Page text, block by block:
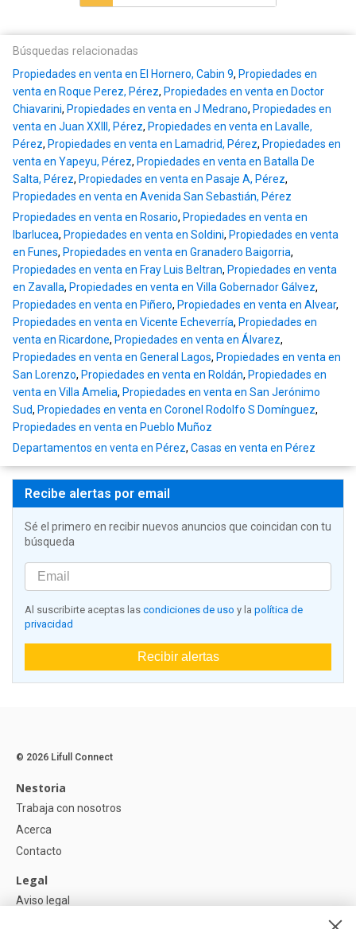
Búsquedas relacionadas
Propiedades en venta en El Hornero, Cabin 9, Propiedades en
venta en Roque Perez, Pérez, Propiedades en venta en Doctor
Chiavarini, Propiedades en venta en J Medrano, Propiedades en
venta en Juan XXIII, Pérez, Propiedades en venta en Lavalle,
Pérez, Propiedades en venta en Lamadrid, Pérez, Propiedades en
venta en Yapeyu, Pérez, Propiedades en venta en Batalla De
Salta, Pérez, Propiedades en venta en Pasaje A, Pérez,
Propiedades en venta en Avenida San Sebastián, Pérez
Propiedades en venta en Rosario, Propiedades en venta en
Ibarlucea, Propiedades en venta en Soldini, Propiedades en venta
en Funes, Propiedades en venta en Granadero Baigorria,
Propiedades en venta en Fray Luis Beltran, Propiedades en venta
en Zavalla, Propiedades en venta en Villa Gobernador Gálvez,
Propiedades en venta en Piñero, Propiedades en venta en Alvear,
Propiedades en venta en Vicente Echeverría, Propiedades en
venta en Ricardone, Propiedades en venta en Álvarez,
Propiedades en venta en General Lagos, Propiedades en venta en
San Lorenzo, Propiedades en venta en Roldán, Propiedades en
venta en Villa Amelia, Propiedades en venta en San Jerónimo
Sud, Propiedades en venta en Coronel Rodolfo S Domínguez,
Propiedades en venta en Pueblo Muñoz
Departamentos en venta en Pérez, Casas en venta en Pérez
Recibe alertas por email
Sé el primero en recibir nuevos anuncios que coincidan con tu
búsqueda
Al suscribirte aceptas las condiciones de uso y la política de
privacidad
Recibir alertas
© 2026 Lifull Connect
Nestoria
Trabaja con nosotros
Acerca
Contacto
Legal
Aviso legal